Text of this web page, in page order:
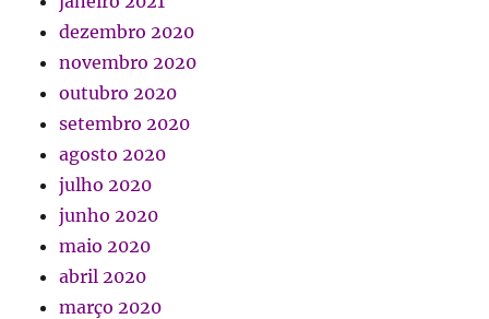
dezembro 2020
novembro 2020
outubro 2020
setembro 2020
agosto 2020
julho 2020
junho 2020
maio 2020
abril 2020
março 2020